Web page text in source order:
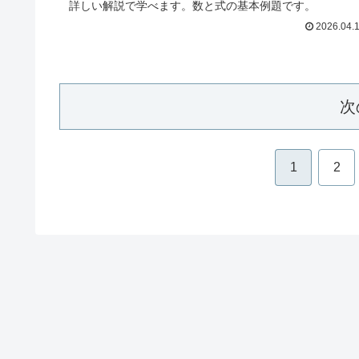
詳しい解説で学べます。数と式の基本例題です。
1 2